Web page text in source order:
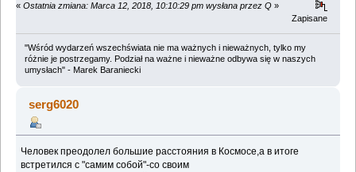
« Ostatnia zmiana: Marca 12, 2018, 10:10:29 pm wysłana przez Q »
Zapisane
"Wśród wydarzeń wszechświata nie ma ważnych i nieważnych, tylko my
różnie je postrzegamy. Podział na ważne i nieważne odbywa się w naszych
umysłach" - Marek Baraniecki
serg6020
Человек преодолел большие расстояния в Космосе,а в итоге
встретился с "самим собой"-со своим